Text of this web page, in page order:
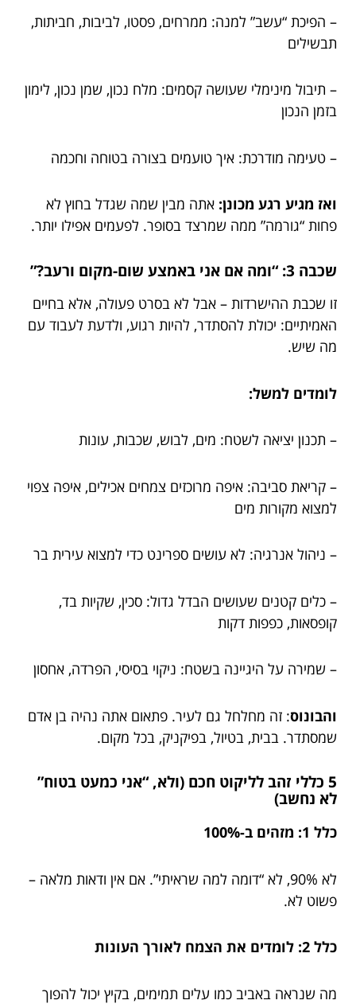
– הפיכת “עשב” למנה: ממרחים, פסטו, לביבות, חביתות,
תבשילים
– תיבול מינימלי שעושה קסמים: מלח נכון, שמן נכון, לימון
בזמן הנכון
– טעימה מודרכת: איך טועמים בצורה בטוחה וחכמה
ואז מגיע רגע מכונן: אתה מבין שמה שגדל בחוץ לא
פחות “גורמה” ממה שמרצד בסופר. לפעמים אפילו יותר.
שכבה 3: “ומה אם אני באמצע שום-מקום ורעב?”
זו שכבת ההישרדות – אבל לא בסרט פעולה, אלא בחיים
האמיתיים: יכולת להסתדר, להיות רגוע, ולדעת לעבוד עם
מה שיש.
לומדים למשל:
– תכנון יציאה לשטח: מים, לבוש, שכבות, עונות
– קריאת סביבה: איפה מרוכזים צמחים אכילים, איפה צפוי
למצוא מקורות מים
– ניהול אנרגיה: לא עושים ספרינט כדי למצוא עירית בר
– כלים קטנים שעושים הבדל גדול: סכין, שקיות בד,
קופסאות, כפפות דקות
– שמירה על היגיינה בשטח: ניקוי בסיסי, הפרדה, אחסון
והבונוס: זה מחלחל גם לעיר. פתאום אתה נהיה בן אדם
שמסתדר. בבית, בטיול, בפיקניק, בכל מקום.
5 כללי זהב לליקוט חכם (ולא, “אני כמעט בטוח”
לא נחשב)
כלל 1: מזהים ב-100%
לא 90%, לא “דומה למה שראיתי”. אם אין ודאות מלאה –
פשוט לא.
כלל 2: לומדים את הצמח לאורך העונות
מה שנראה באביב כמו עלים תמימים, בקיץ יכול להפוך